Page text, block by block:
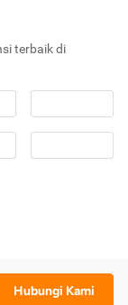
terbaik di
Hubungi Kami